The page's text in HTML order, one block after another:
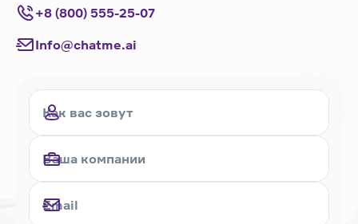
+8 (800) 555-25-07
Info@chatme.ai